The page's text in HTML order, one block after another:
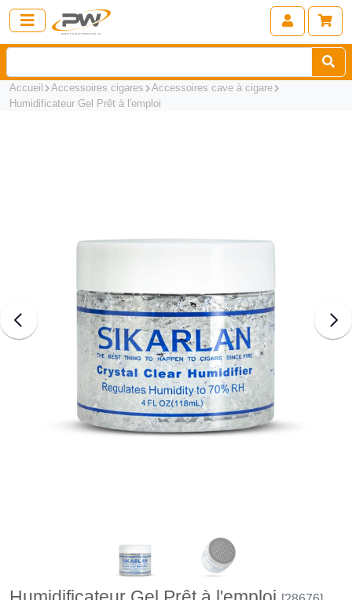
Accueil Accessoires cigares
Accessoires cave à cigare
Humidificateur Gel Prêt à l'emploi